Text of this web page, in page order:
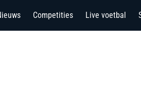
Competities Live voetbal